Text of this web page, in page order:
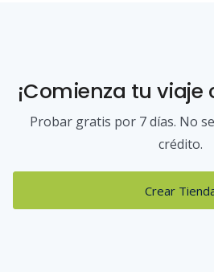
¡Comienza tu viaje
Probar gratis por 7 días. No
crédito.
Crear